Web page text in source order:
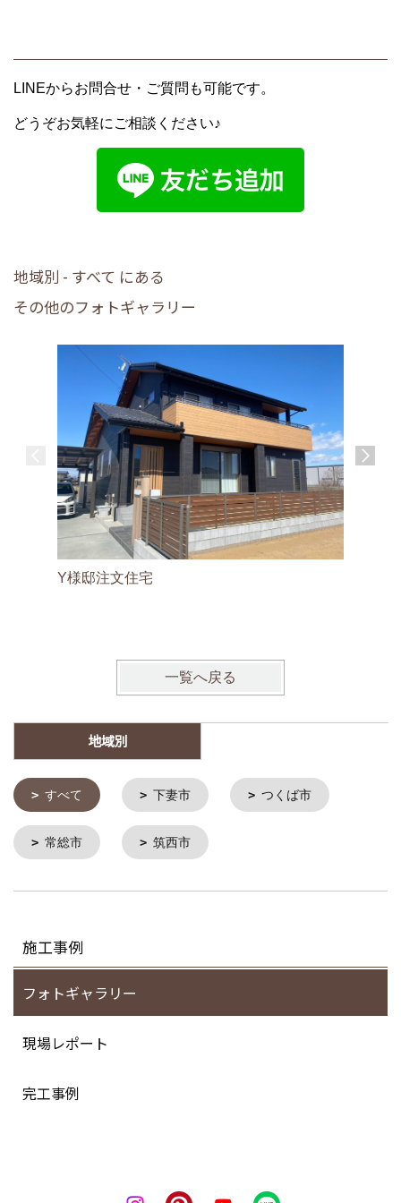
LINEからお問合せ・ご質問も可能です。
どうぞお気軽にご相談ください♪
地域別 - すべて にある
その他のフォトギャラリー
Y様邸注文住宅
一覧へ戻る
地域別
すべて 下妻市 つくば市
常総市 筑西市
施工事例
フォトギャラリー
現場レポート
完工事例